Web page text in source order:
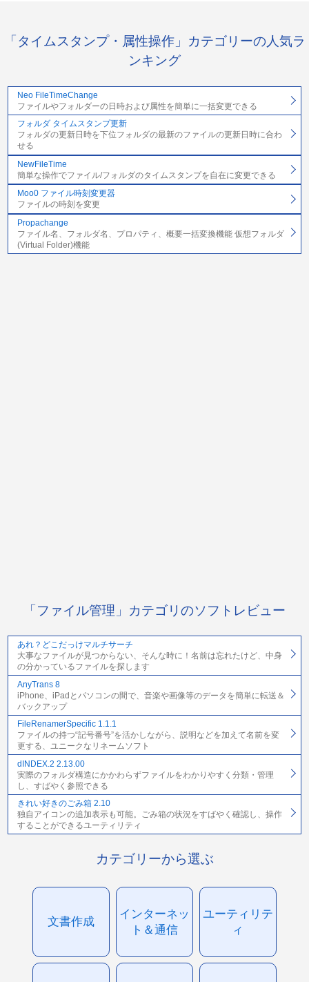
「タイムスタンプ・属性操作」カテゴリーの人気ラ
ンキング
Neo FileTimeChange
ファイルやフォルダーの日時および属性を簡単に一括変更できる
フォルダ タイムスタンプ更新
フォルダの更新日時を下位フォルダの最新のファイルの更新日時に合わ
せる
NewFileTime
簡単な操作でファイル/フォルダのタイムスタンプを自在に変更できる
Moo0 ファイル時刻変更器
ファイルの時刻を変更
Propachange
ファイル名、フォルダ名、プロパティ、概要一括変換機能 仮想フォルダ
(Virtual Folder)機能
「ファイル管理」カテゴリのソフトレビュー
あれ？どこだっけマルチサーチ
大事なファイルが見つからない、そんな時に！名前は忘れたけど、中身
の分かっているファイルを探します
AnyTrans 8
iPhone、iPadとパソコンの間で、音楽や画像等のデータを簡単に転送＆
バックアップ
FileRenamerSpecific 1.1.1
ファイルの持つ“記号番号”を活かしながら、説明などを加えて名前を変
更する、ユニークなリネームソフト
dINDEX.2 2.13.00
実際のフォルダ構造にかかわらずファイルをわかりやすく分類・管理
し、すばやく参照できる
きれい好きのごみ箱 2.10
独自アイコンの追加表示も可能。ごみ箱の状況をすばやく確認し、操作
することができるユーティリティ
カテゴリーから選ぶ
文書作成
インターネッ
ト＆通信
ユーティリテ
ィ